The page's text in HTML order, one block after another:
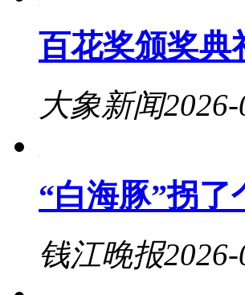
百花奖颁奖典
大象新闻
“白海豚”拐
钱江晚报